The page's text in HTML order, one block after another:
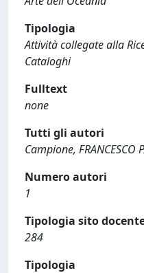
Tipologia
Attività collegate alla
Cataloghi
Fulltext
none
Tutti gli autori
Campione, FRANCESCO
Numero autori
1
Tipologia sito
284
Tipologia